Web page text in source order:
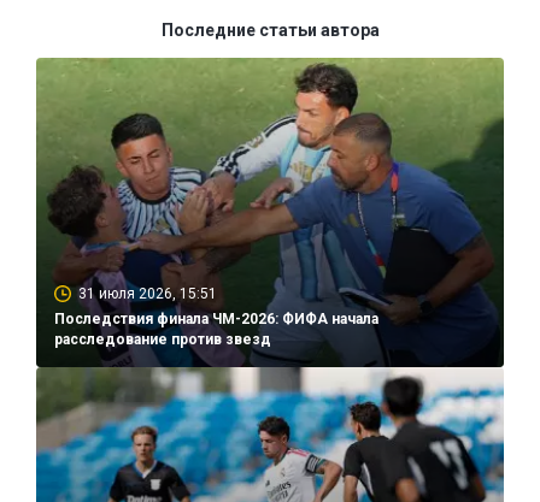
Последние статьи автора
31 июля 2026, 15:51
Последствия финала ЧМ-2026: ФИФА начала
расследование против звезд